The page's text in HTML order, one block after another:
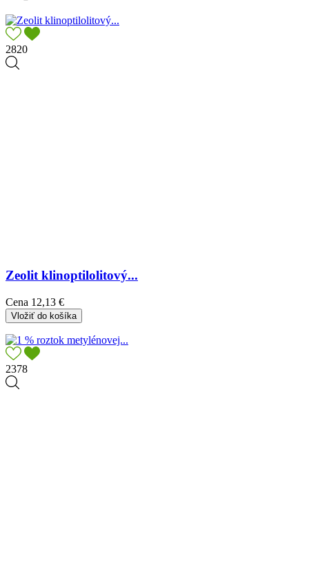
2820
Zeolit klinoptilolitový...
Cena 12,13 €
Vložiť do košíka
2378